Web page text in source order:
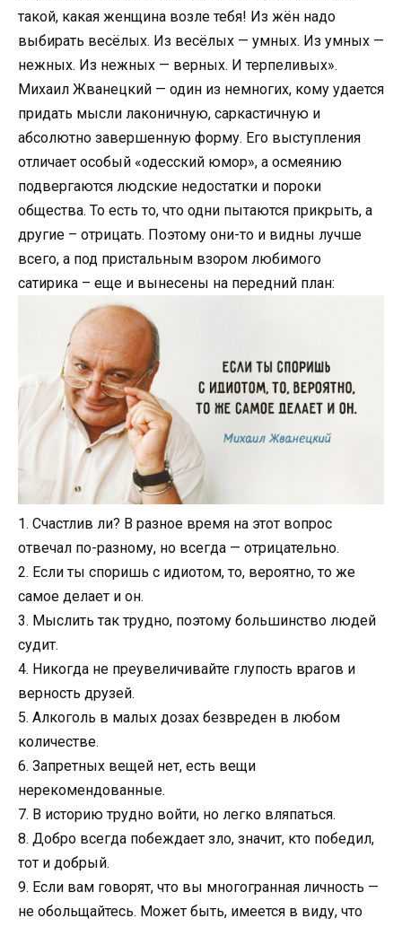
такой, какая женщина возле тебя! Из жён надо
выбирать весёлых. Из весёлых — умных. Из умных —
нежных. Из нежных — верных. И терпеливых».
Михаил Жванецкий — один из немногих, кому удается
придать мысли лаконичную, саркастичную и
абсолютно завершенную форму. Его выступления
отличает особый «одесский юмор», а осмеянию
подвергаются людские недостатки и пороки
общества. То есть то, что одни пытаются прикрыть, а
другие – отрицать. Поэтому они-то и видны лучше
всего, а под пристальным взором любимого
сатирика – еще и вынесены на передний план:
1. Счастлив ли? В разное время на этот вопрос
отвечал по-разному, но всегда — отрицательно.
2. Если ты споришь с идиотом, то, вероятно, то же
самое делает и он.
3. Мыслить так трудно, поэтому большинство людей
судит.
4. Никогда не преувеличивайте глупость врагов и
верность друзей.
5. Алкоголь в малых дозах безвреден в любом
количестве.
6. Запретных вещей нет, есть вещи
нерекомендованные.
7. В историю трудно войти, но легко вляпаться.
8. Добpо всегда побеждает зло, значит, кто победил,
тот и добрый.
9. Если вам говорят, что вы многогранная личность —
не обольщайтесь. Может быть, имеется в виду, что